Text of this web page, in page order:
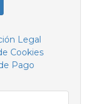
Legal
Cookies
Pago